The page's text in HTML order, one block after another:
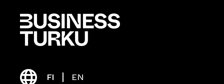
FI EN